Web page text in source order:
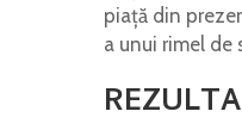
piață din
a unui rimel de